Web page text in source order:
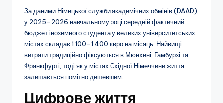
За даними Німецької служби академічних обмінів (DAAD),
у 2025–2026 навчальному році середній фактичний
бюджет іноземного студента у великих університетських
містах складає 1 100–1 400 євро на місяць. Найвищі
витрати традиційно фіксуються в Мюнхені, Гамбурзі та
Франкфурті, тоді як у містах Східної Німеччини життя
залишається помітно дешевшим.
Цифрове життя